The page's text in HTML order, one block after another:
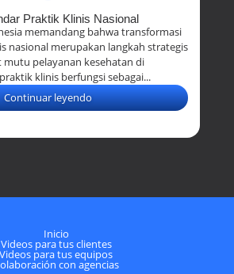
Praktik Klinis Nasional
memandang bahwa transformasi
nasional merupakan langkah strategis
pelayanan kesehatan di
klinis berfungsi sebagai...
Continuar leyendo
Inicio
Videos para tus clientes
Videos para tus equipos
con agencias